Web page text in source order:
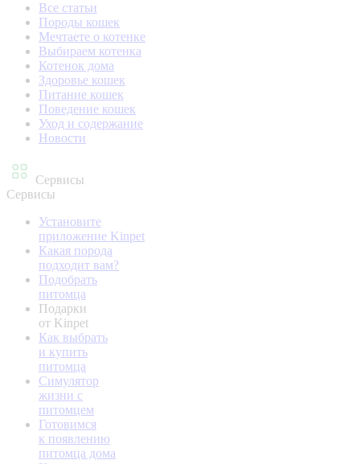
Все статьи
Породы кошек
Мечтаете о котенке
Выбираем котенка
Котенок дома
Здоровье кошек
Питание кошек
Поведение кошек
Уход и содержание
Новости
Сервисы
Сервисы
Установите
приложение Kinpet
Какая порода
подходит вам?
Подобрать
питомца
Подарки
от Kinpet
Как выбрать
и купить
питомца
Симулятор
жизни с
питомцем
Готовимся
к появлению
питомца дома